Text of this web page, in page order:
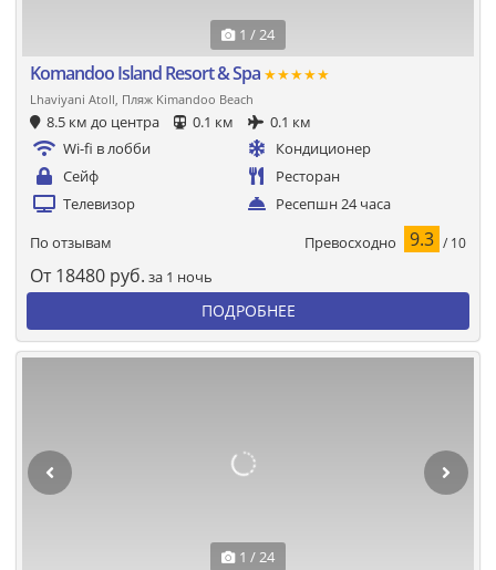
1 / 24
Komandoo Island Resort & Spa ★★★★★
Lhaviyani Atoll, Пляж Kimandoo Beach
8.5 км до центра 0.1 км
0.1 км
Wi-fi в лобби
Кондиционер
Сейф
Ресторан
Телевизор
Ресепшн 24 часа
По отзывам Превосходно 9.3 / 10
От 18480 руб. за 1 ночь
ПОДРОБНЕЕ
1 / 24